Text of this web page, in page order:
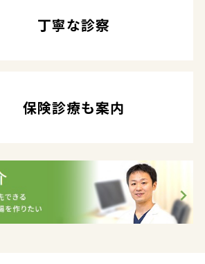
丁寧な診察
保険診療も案内